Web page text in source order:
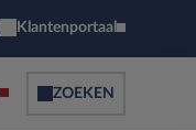
Klantenportaal
ZOEKEN